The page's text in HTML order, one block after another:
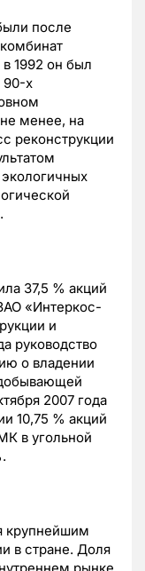
после
в 1992 он был
90-х
менее, на
реконструкции
37,5 % акций
«Интеркос-
и
руководство
о владении
2007 года
10,75 % акций
в угольной
крупнейшим
в стране. Доля